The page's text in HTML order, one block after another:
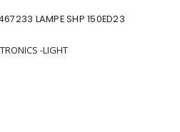
LAMPE SHP 150ED23
-LIGHT